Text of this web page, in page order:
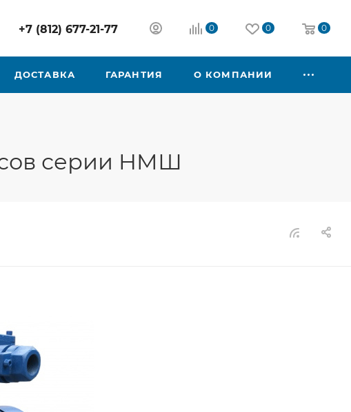
+7 (812) 677-21-77 0 0 0
ДОСТАВКА ГАРАНТИЯ О КОМПАНИИ
серии HMШ